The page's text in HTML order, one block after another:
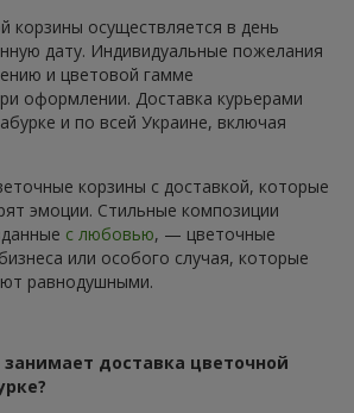
корзины осуществляется в день
дату. Индивидуальные пожелания
и цветовой гамме
оформлении. Доставка курьерами
и по всей Украине, включая
корзины с доставкой, которые
эмоции. Стильные композиции
с любовью, — цветочные
или особого случая, которые
равнодушными.
доставка цветочной